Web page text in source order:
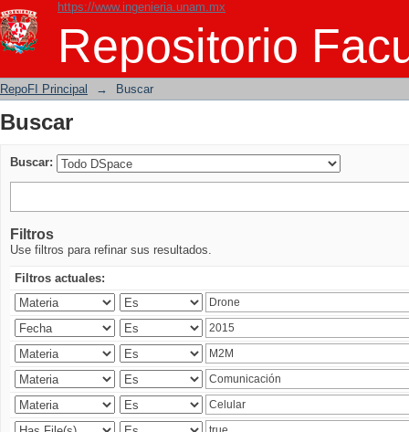
https://www.ingenieria.unam.mx
Repositorio
Buscar
RepoFI Principal → Buscar
Buscar
Buscar:
Filtros
Use filtros para refinar sus resultados.
Filtros actuales: